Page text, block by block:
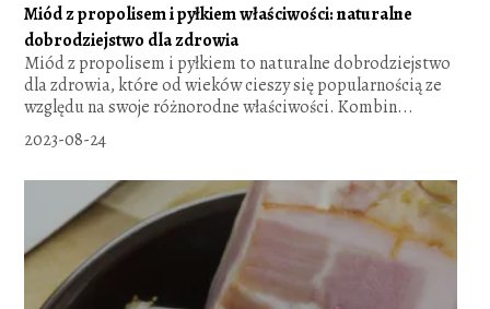
Miód z propolisem i pyłkiem właściwości: naturalne
dobrodziejstwo dla zdrowia
Miód z propolisem i pyłkiem to naturalne dobrodziejstwo
dla zdrowia, które od wieków cieszy się popularnością ze
względu na swoje różnorodne właściwości. Kombin...
2023-08-24